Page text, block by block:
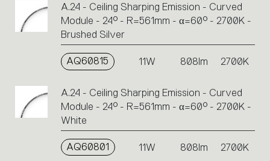
A.24 - Ceiling Sharping Emission - Curved
Module - 24° - R=561mm - α=60° - 2700K -
Brushed Silver
AQ60815 11W 808lm 2700K
A.24 - Ceiling Sharping Emission - Curved
Module - 24° - R=561mm - α=60° - 2700K -
White
AQ60801 11W 808lm 2700K